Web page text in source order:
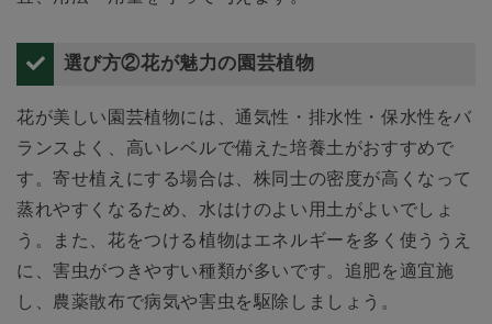
選び方②花が魅力の園芸植物
花が美しい園芸植物には、通気性・排水性・保水性をバ
ランスよく、高いレベルで備えた培養土がおすすめで
す。寄せ植えにする場合は、株同士の密度が高くなって
蒸れやすくなるため、水はけのよい用土がよいでしょ
う。また、花をつける植物はエネルギーを多く使ううえ
に、害虫がつきやすい種類が多いです。追肥を適宜施
し、農薬散布で病気や害虫を駆除しましょう。